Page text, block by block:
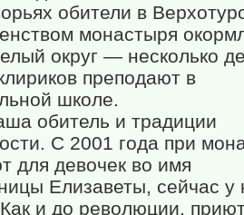
обители в
монастыря
округ — несколько
преподают в
школе.
обитель и традиции
С 2001 года при
для девочек во имя
Елизаветы, сейчас у
и до революции,